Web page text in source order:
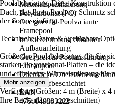
Materialspezifizierung
Polycarbonat (PC)
Geeignet für Poolvariante
Framepool
Im Lieferumfang enthalten
Aufbauanleitung
Geeignet für Poolausführung
Einbaupool
Oberfläche/
Kunststoffbeschichtet
EAN
4751049383222
Poolabdeckung. Diese Konstruktion
Dach, das Ihren Pool vor Schmutz
der Sonne einfängt.
Technische Daten & Verfügbare
Größe der Poolabdeckung, die Sie
starken Polycarbonat-Platten – die
und effizienter Wärmeisolierung für
Verfügbare Größen: 4 m (Breite) x
Ihre Beckenlänge zugeschnitten)
Mehr anzeigen